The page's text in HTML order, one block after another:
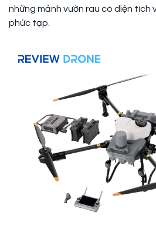
những mảnh vườn rau có diện tích
phức tạp.